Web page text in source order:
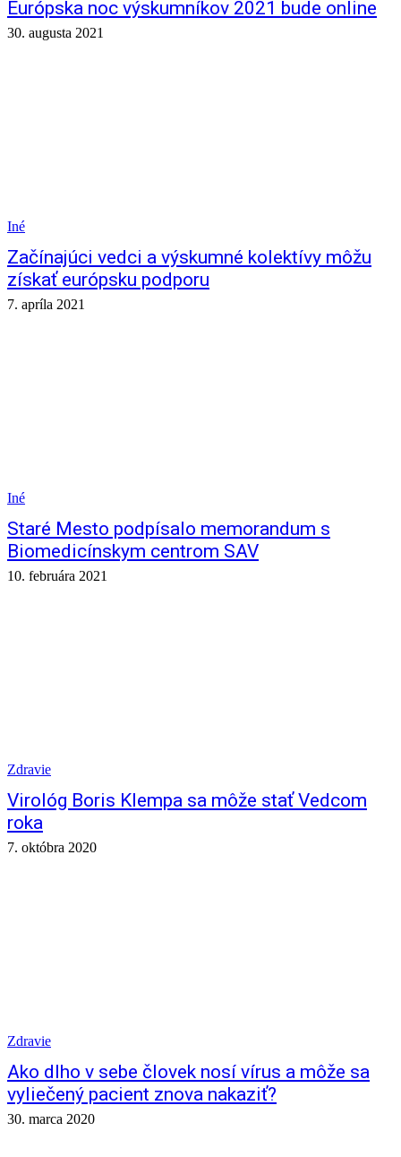
Európska noc výskumníkov 2021 bude online
30. augusta 2021
Iné
Začínajúci vedci a výskumné kolektívy môžu
získať európsku podporu
7. apríla 2021
Iné
Staré Mesto podpísalo memorandum s
Biomedicínskym centrom SAV
10. februára 2021
Zdravie
Virológ Boris Klempa sa môže stať Vedcom
roka
7. októbra 2020
Zdravie
Ako dlho v sebe človek nosí vírus a môže sa
vyliečený pacient znova nakaziť?
30. marca 2020